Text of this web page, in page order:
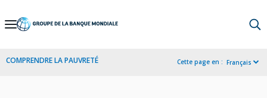
Skip
Navigation
COMPRENDRE LA PAUVRETÉ Cette page en : Français